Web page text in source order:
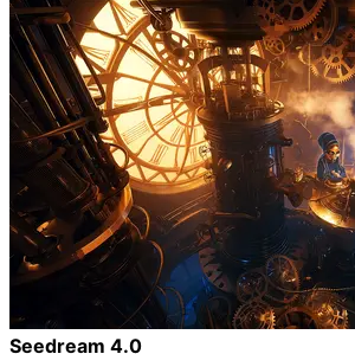
Seedream 4.0